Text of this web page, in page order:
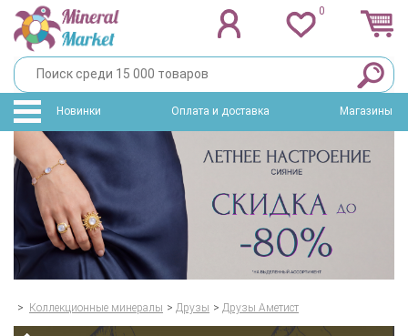
0
Новинки Оплата и доставка Магазины
> Коллекционные минералы > Друзы > Друзы Аметист